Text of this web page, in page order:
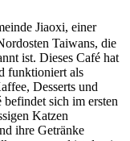
Jiaoxi, einer
Taiwans, die
ist. Dieses Café hat
funktioniert als
Desserts und
sich im ersten
Katzen
ihre Getränke